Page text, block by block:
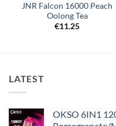
JNR Falcon 16000 Peach
Oolong Tea
€11.25
LATEST
OKSO 6IN1